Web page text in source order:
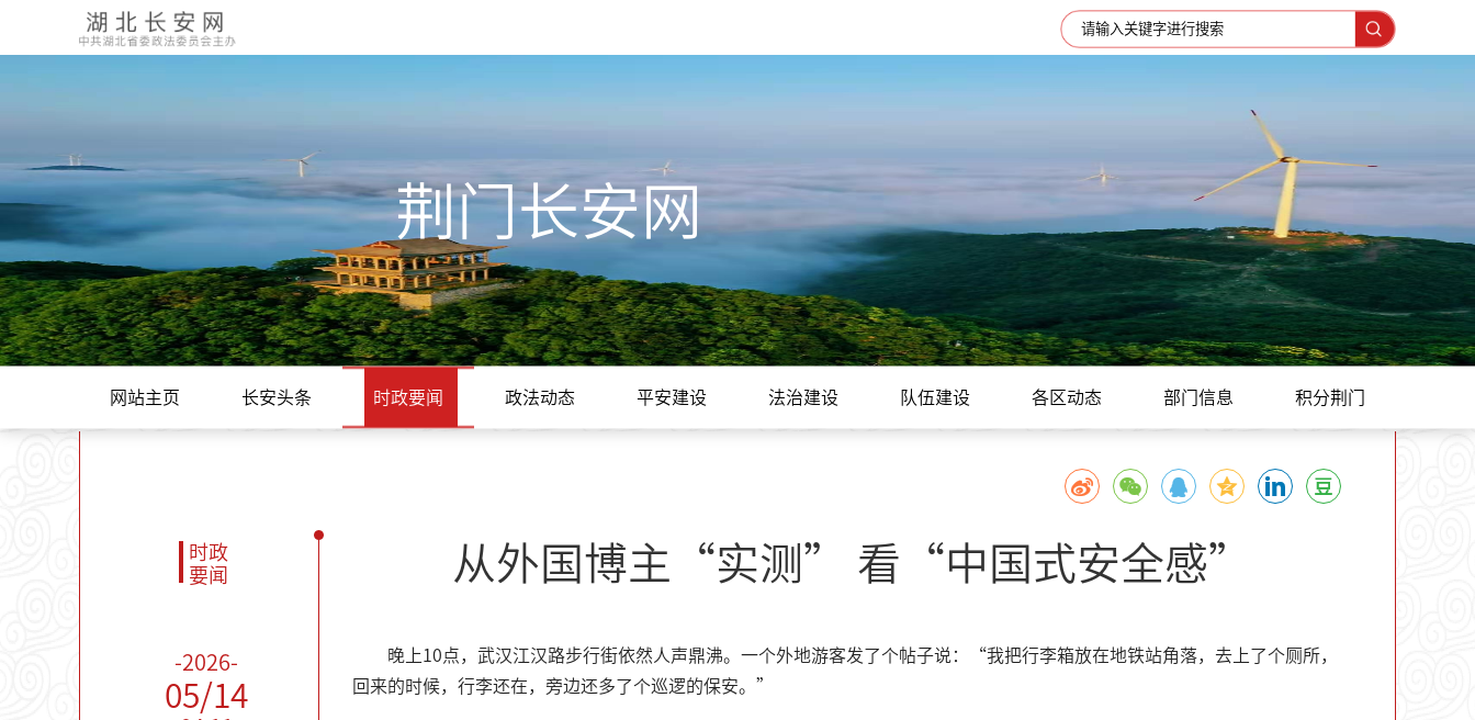
荆门长安网
网站主页 长安头条 时政要闻 政法动态 平安建设 法治建设 队伍建设 各区动态 部门信息 积分荆门
时政
要闻
-2026-
05/14
从外国博主“实测” 看“中国式安全感”
晚上10点，武汉江汉路步行街依然人声鼎沸。一个外地游客发了个帖子说：“我把行李箱放在地铁站角落，去上了个厕所，
回来的时候，行李还在，旁边还多了个巡逻的保安。”